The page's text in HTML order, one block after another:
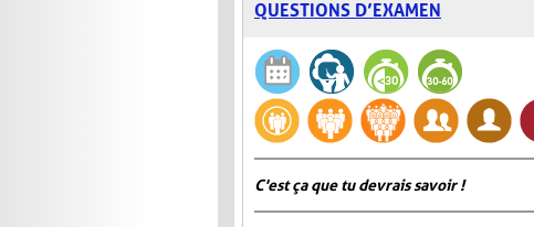
QUESTIONS D’EXAMEN
C'est ça que tu devrais savoir !